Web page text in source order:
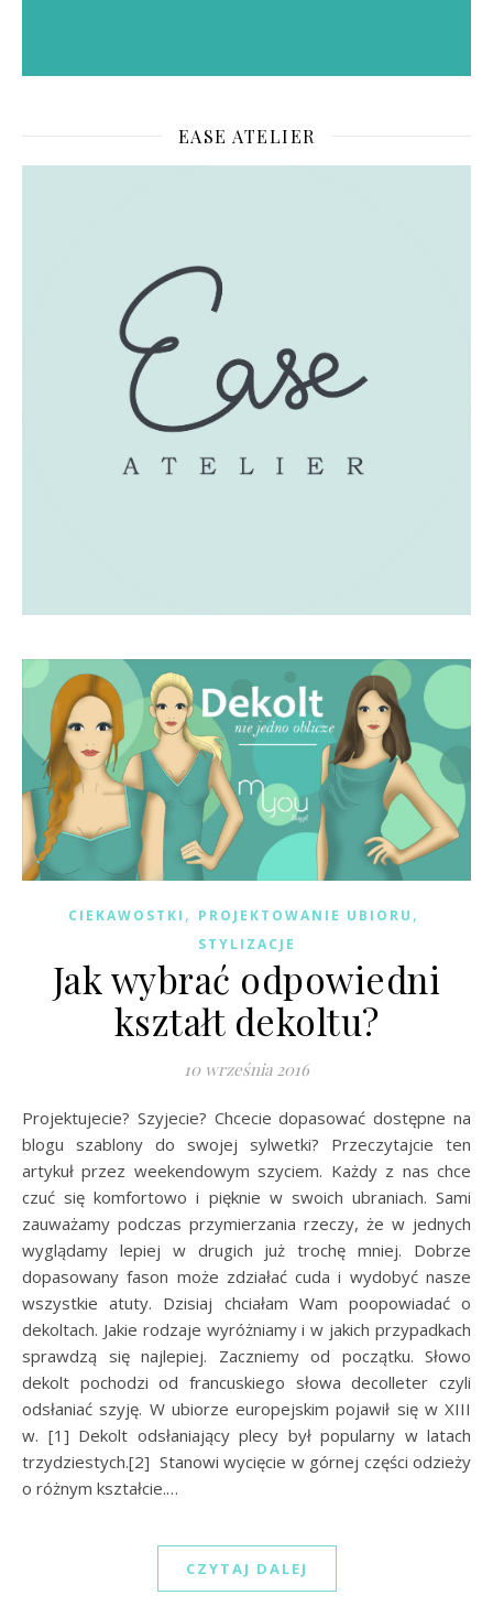
EASE ATELIER
CIEKAWOSTKI , PROJEKTOWANIE UBIORU ,
STYLIZACJE
Jak wybrać odpowiedni
kształt dekoltu?
10 września 2016
Projektujecie? Szyjecie? Chcecie dopasować dostępne na
blogu szablony do swojej sylwetki? Przeczytajcie ten
artykuł przez weekendowym szyciem. Każdy z nas chce
czuć się komfortowo i pięknie w swoich ubraniach. Sami
zauważamy podczas przymierzania rzeczy, że w jednych
wyglądamy lepiej w drugich już trochę mniej. Dobrze
dopasowany fason może zdziałać cuda i wydobyć nasze
wszystkie atuty. Dzisiaj chciałam Wam poopowiadać o
dekoltach. Jakie rodzaje wyróżniamy i w jakich przypadkach
sprawdzą się najlepiej. Zaczniemy od początku. Słowo
dekolt pochodzi od francuskiego słowa decolleter czyli
odsłaniać szyję. W ubiorze europejskim pojawił się w XIII
w. [1] Dekolt odsłaniający plecy był popularny w latach
trzydziestych.[2] Stanowi wycięcie w górnej części odzieży
o różnym kształcie.…
CZYTAJ DALEJ